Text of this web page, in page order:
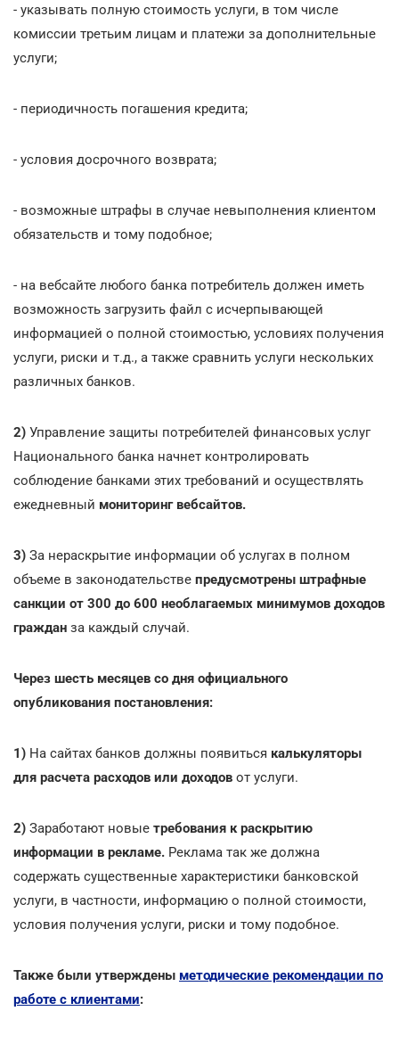
- указывать полную стоимость услуги, в том числе
комиссии третьим лицам и платежи за дополнительные
услуги;
- периодичность погашения кредита;
- условия досрочного возврата;
- возможные штрафы в случае невыполнения клиентом
обязательств и тому подобное;
- на вебсайте любого банка потребитель должен иметь
возможность загрузить файл с исчерпывающей
информацией о полной стоимостью, условиях получения
услуги, риски и т.д., а также сравнить услуги нескольких
различных банков.
2) Управление защиты потребителей финансовых услуг
Национального банка начнет контролировать
соблюдение банками этих требований и осуществлять
ежедневный мониторинг вебсайтов.
3) За нераскрытие информации об услугах в полном
объеме в законодательстве предусмотрены штрафные
санкции от 300 до 600 необлагаемых минимумов доходов
граждан за каждый случай.
Через шесть месяцев со дня официального
опубликования постановления:
1) На сайтах банков должны появиться калькуляторы
для расчета расходов или доходов от услуги.
2) Заработают новые требования к раскрытию
информации в рекламе. Реклама так же должна
содержать существенные характеристики банковской
услуги, в частности, информацию о полной стоимости,
условия получения услуги, риски и тому подобное.
Также были утверждены методические рекомендации по
работе с клиентами: